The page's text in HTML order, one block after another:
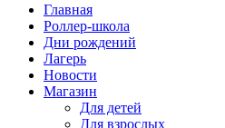
Главная
Роллер-школа
Дни рождений
Лагерь
Новости
Магазин
Для детей
Для взрослых